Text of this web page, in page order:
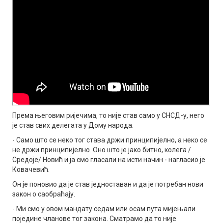
Према његовим ријечима, то није став само у СНСД-у, него
је став свих делегата у Дому народа.
- Само што се неко тог става држи принципијелно, а неко се
не држи принципијелно. Оно што је јако битно, колега /
Средоје/ Новић и ја смо гласали на исти начин - нагласио је
Ковачевић.
Он је поновио да је став једноставан и да је потребан нови
закон о саобраћају.
- Ми смо у овом мандату седам или осам пута мијењали
поједине чланове тог закона. Сматрамо да то није